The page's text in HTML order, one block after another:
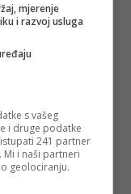
mjerenje
i razvoj usluga
s vašeg
i druge podatke
241 partner
i naši partneri
geolociranju.